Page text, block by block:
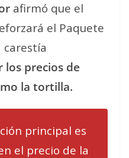
afirmó que el
el Paquete
carestía
los precios de
la tortilla.
principal es
el precio de la